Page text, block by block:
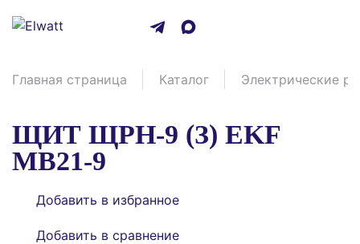
Главная страница Каталог Электрические
ЩИТ ЩРН-9 (З) EKF
MB21-9
Добавить в избранное
Добавить в сравнение